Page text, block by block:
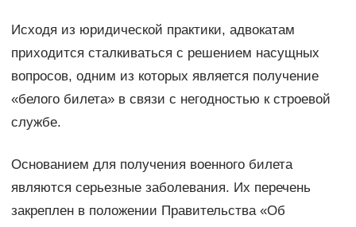
Исходя из юридической практики, адвокатам
приходится сталкиваться с решением насущных
вопросов, одним из которых является получение
«белого билета» в связи с негодностью к строевой
службе.
Основанием для получения военного билета
являются серьезные заболевания. Их перечень
закреплен в положении Правительства «Об